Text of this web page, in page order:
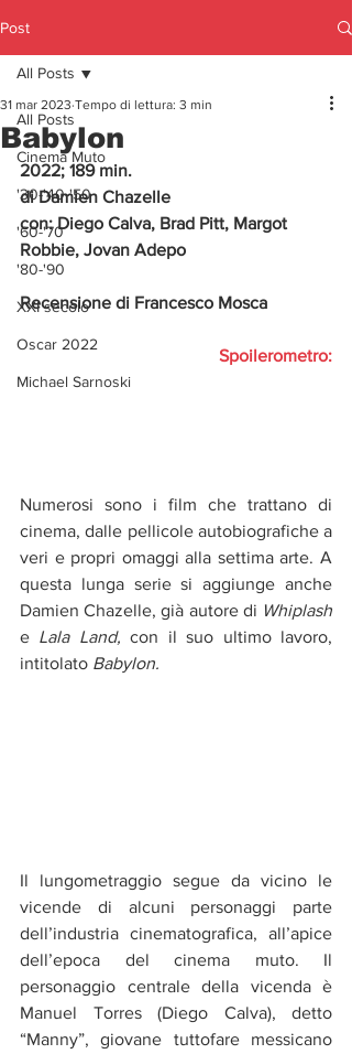
Post
All Posts
Cinema Muto
'30-'40-'50
'60-'70
'80-'90
XXI secolo
Oscar 2022
Michael Sarnoski
All Posts
Babylon
31 mar 2023 Tempo di lettura: 3 min
2022; 189 min.
di Damien Chazelle
con: Diego Calva, Brad Pitt, Margot
Robbie, Jovan Adepo
Recensione di Francesco Mosca
Spoilerometro:
Numerosi sono i film che trattano di
cinema, dalle pellicole autobiografiche a
veri e propri omaggi alla settima arte. A
questa lunga serie si aggiunge anche
Damien Chazelle, già autore di
e Lala Land, con il suo ultimo lavoro,
intitolato Babylon.
Il lungometraggio segue da vicino le
vicende di alcuni personaggi parte
dell’industria cinematografica, all’apice
dell’epoca del cinema muto. Il
personaggio centrale della vicenda è
Manuel Torres (Diego Calva), detto
“Manny”, giovane tuttofare messicano